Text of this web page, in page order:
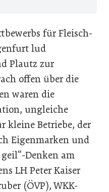
für Fleisch-
lud
Plautz zur
offen über die
waren die
ungleiche
kleine Betriebe, der
Eigenmarken und
Denken am
LH Peter Kaiser
(ÖVP), WKK-